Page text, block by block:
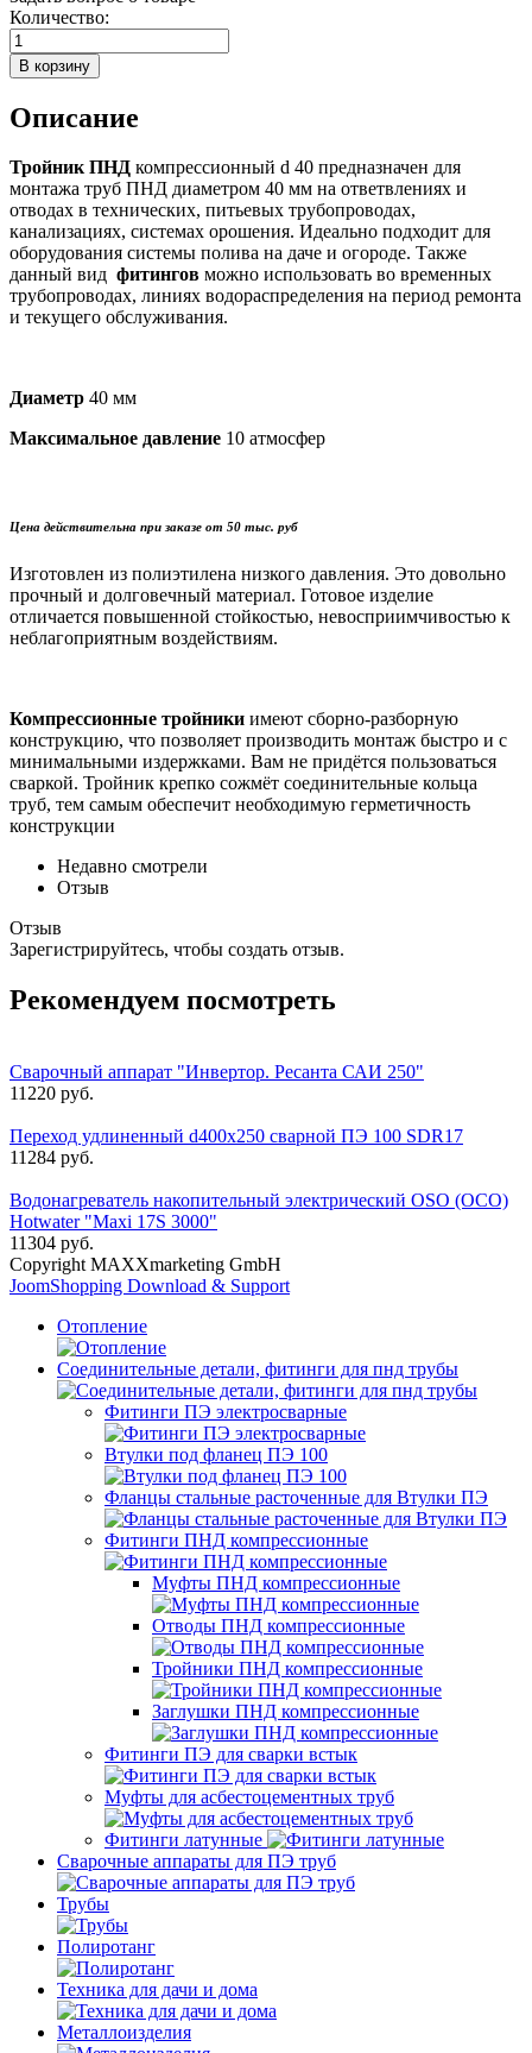
Количество:
Описание
Тройник ПНД компрессионный d 40 предназначен для
монтажа труб ПНД диаметром 40 мм на ответвлениях и
отводах в технических, питьевых трубопроводах,
канализациях, системах орошения. Идеально подходит для
оборудования системы полива на даче и огороде. Также
данный вид фитингов можно использовать во временных
трубопроводах, линиях водораспределения на период ремонта
и текущего обслуживания.
Диаметр 40 мм
Максимальное давление 10 атмосфер
Цена действительна при заказе от 50 тыс. руб
Изготовлен из полиэтилена низкого давления. Это довольно
прочный и долговечный материал. Готовое изделие
отличается повышенной стойкостью, невосприимчивостью к
неблагоприятным воздействиям.
Компрессионные тройники имеют сборно-разборную
конструкцию, что позволяет производить монтаж быстро и с
минимальными издержками. Вам не придётся пользоваться
сваркой. Тройник крепко сожмёт соединительные кольца
труб, тем самым обеспечит необходимую герметичность
конструкции
Недавно смотрели
Отзыв
Отзыв
Зарегистрируйтесь, чтобы создать отзыв.
Рекомендуем посмотреть
Cварочный аппарат "Инвертор. Ресанта САИ 250"
11220 руб.
Переход удлиненный d400х250 сварной ПЭ 100 SDR17
11284 руб.
Водонагреватель накопительный электрический OSO (ОСО)
Hotwater "Maxi 17S 3000"
11304 руб.
Copyright MAXXmarketing GmbH
JoomShopping Download & Support
Отопление
Соединительные детали, фитинги для пнд трубы
Фитинги ПЭ электросварные
Втулки под фланец ПЭ 100
Фланцы стальные расточенные для Втулки ПЭ
Фитинги ПНД компрессионные
Муфты ПНД компрессионные
Отводы ПНД компрессионные
Тройники ПНД компрессионные
Заглушки ПНД компрессионные
Фитинги ПЭ для сварки встык
Муфты для асбестоцементных труб
Фитинги латунные
Сварочные аппараты для ПЭ труб
Трубы
Полиротанг
Техника для дачи и дома
Металлоизделия